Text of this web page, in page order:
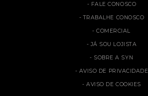
FALE CONOSCO
TRABALHE CONOSCO
COMERCIAL
JÁ SOU LOJISTA
SOBRE A SYN
AVISO DE PRIVACIDADE
AVISO DE COOKIES